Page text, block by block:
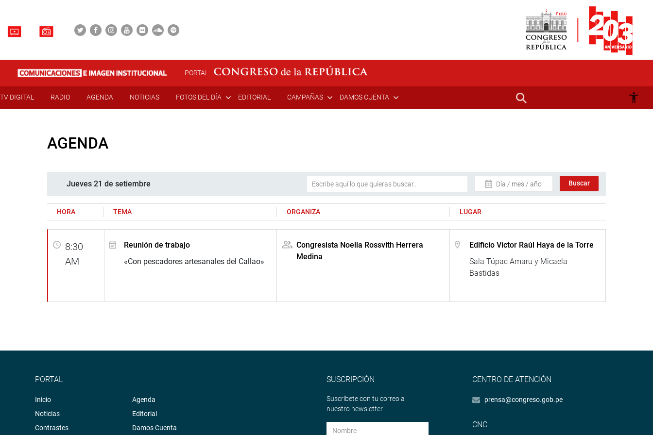
PORTAL
TV DIGITAL RADIO AGENDA NOTICIAS FOTOS DEL DÍA EDITORIAL CAMPAÑAS DAMOS CUENTA
AGENDA
Jueves 21 de setiembre Día / mes / año
HORA TEMA ORGANIZA LUGAR
8:30
AM
Reunión de trabajo
«Con pescadores artesanales del Callao»
Congresista Noelia Rossvith Herrera
Medina
Edificio Víctor Raúl Haya de la Torre
Sala Túpac Amaru y Micaela
Bastidas
PORTAL
Inicio
Noticias
Contrastes
Agenda
Editorial
Damos Cuenta
SUSCRIPCIÓN
Suscríbete con tu correo a
nuestro newsletter.
CENTRO DE ATENCIÓN
prensa@congreso.gob.pe
CNC